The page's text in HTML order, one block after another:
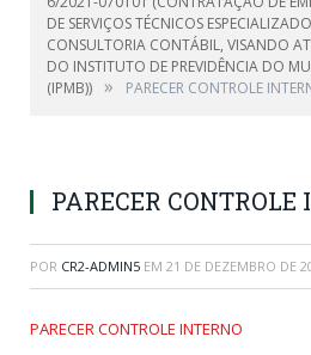
DE SERVIÇOS TÉCNICOS
CONSULTORIA CONTÁBIL, VISANDO
DO INSTITUTO DE PREVIDÊNCIA DO
(IPMB)) » PARECER CONTROLE
PARECER CONTROLE
POR CR2-ADMIN5 EM 21 DE DEZEMBRO DE
PARECER CONTROLE INTERNO